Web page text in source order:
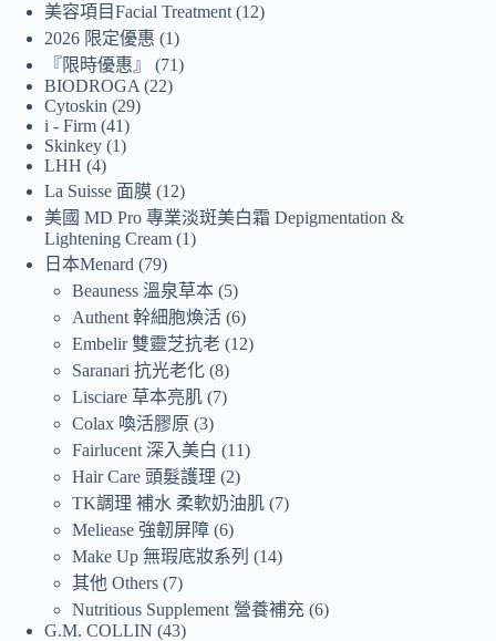
美容項目Facial Treatment 12
2026 限定優惠
1
『限時優惠』
71
BIODROGA
22
Cytoskin
29
i - Firm 41
Skinkey 1
LHH 4
La Suisse 面膜 12
美國 MD Pro 專業淡斑美白霜 Depigmentation &
Lightening Cream 1
日本Menard
79
Beauness 溫泉草本 5
Authent 幹細胞煥活 6
Embelir 雙靈芝抗老 12
Saranari 抗光老化 8
Lisciare 草本亮肌 7
Colax 喚活膠原 3
Fairlucent 深入美白
11
Hair Care 頭髮護理
2
TK調理 補水 柔軟奶油肌 7
Meliease 強韌屏障 6
Make Up 無瑕底妝系列
14
其他 Others 7
Nutritious Supplement 營養補充 6
G.M. COLLIN 43